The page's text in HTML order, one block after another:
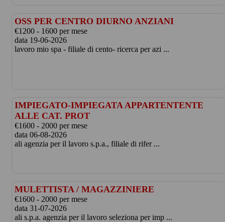
OSS PER CENTRO DIURNO ANZIANI
€1200 - 1600 per mese
data 19-06-2026
lavoro mio spa - filiale di cento- ricerca per azi ...
IMPIEGATO-IMPIEGATA APPARTENTENTE
ALLE CAT. PROT
€1600 - 2000 per mese
data 06-08-2026
ali agenzia per il lavoro s.p.a., filiale di rifer ...
MULETTISTA / MAGAZZINIERE
€1600 - 2000 per mese
data 31-07-2026
ali s.p.a. agenzia per il lavoro seleziona per imp ...